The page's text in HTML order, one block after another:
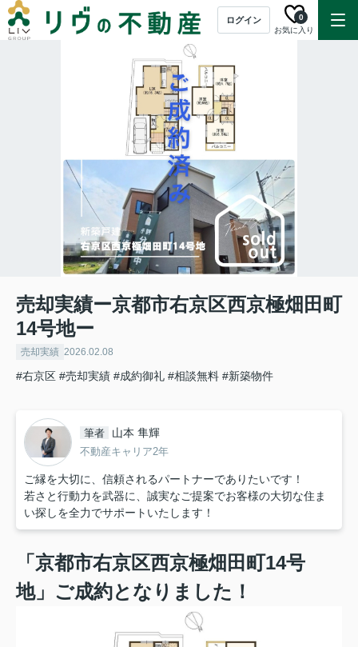
ログイン
お気に入り
0
売却実績ー京都市右京区西京極畑田町
14号地ー
売却実績 2026.02.08
#右京区 #売却実績 #成約御礼 #相談無料 #新築物件
筆者 山本 隼輝
不動産キャリア2年
ご縁を大切に、信頼されるパートナーでありたいです！
若さと行動力を武器に、誠実なご提案でお客様の大切な住ま
い探しを全力でサポートいたします！
「京都市右京区西京極畑田町14号
地」ご成約となりました！